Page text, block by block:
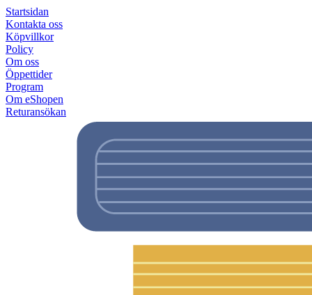
Startsidan
Kontakta oss
Köpvillkor
Policy
Om oss
Öppettider
Program
Om eShopen
Returansökan